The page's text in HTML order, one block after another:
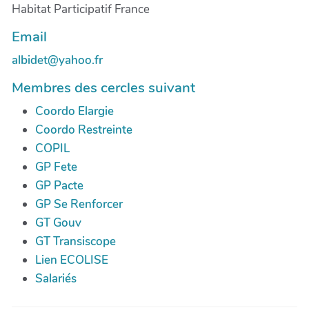
Habitat Participatif France
Email
albidet@yahoo.fr
Membres des cercles suivant
Coordo Elargie
Coordo Restreinte
COPIL
GP Fete
GP Pacte
GP Se Renforcer
GT Gouv
GT Transiscope
Lien ECOLISE
Salariés